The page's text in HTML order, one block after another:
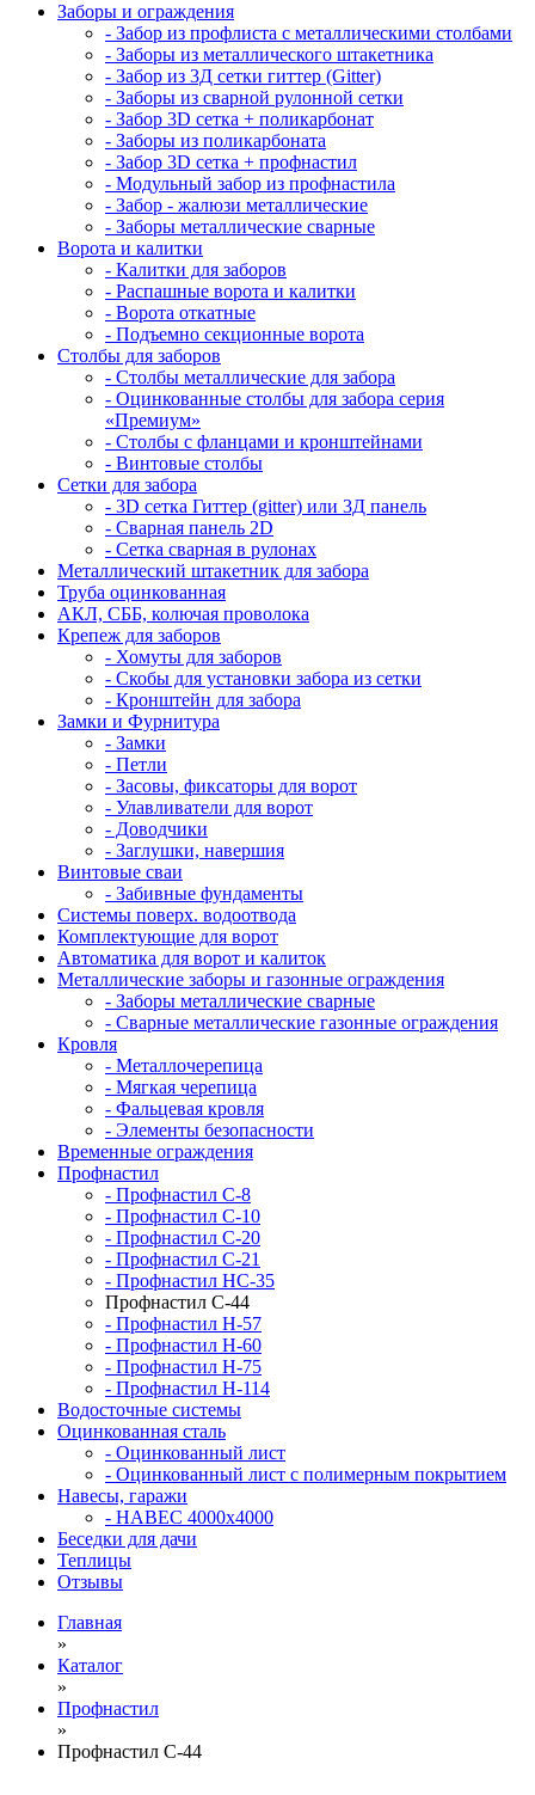
Заборы и ограждения
- Забор из профлиста с металлическими столбами
- Заборы из металлического штакетника
- Забор из 3Д сетки гиттер (Gitter)
- Заборы из сварной рулонной сетки
- Забор 3D сетка + поликарбонат
- Заборы из поликарбоната
- Забор 3D сетка + профнастил
- Модульный забор из профнастила
- Забор - жалюзи металлические
- Заборы металлические сварные
Ворота и калитки
- Калитки для заборов
- Распашные ворота и калитки
- Ворота откатные
- Подъемно секционные ворота
Столбы для заборов
- Столбы металлические для забора
- Оцинкованные столбы для забора серия
«Премиум»
- Столбы с фланцами и кронштейнами
- Винтовые столбы
Сетки для забора
- 3D сетка Гиттер (gitter) или 3Д панель
- Сварная панель 2D
- Сетка сварная в рулонах
Металлический штакетник для забора
Труба оцинкованная
АКЛ, СББ, колючая проволока
Крепеж для заборов
- Хомуты для заборов
- Скобы для установки забора из сетки
- Кронштейн для забора
Замки и Фурнитура
- Замки
- Петли
- Засовы, фиксаторы для ворот
- Улавливатели для ворот
- Доводчики
- Заглушки, навершия
Винтовые сваи
- Забивные фундаменты
Системы поверх. водоотвода
Комплектующие для ворот
Автоматика для ворот и калиток
Металлические заборы и газонные ограждения
- Заборы металлические сварные
- Сварные металлические газонные ограждения
Кровля
- Металлочерепица
- Мягкая черепица
- Фальцевая кровля
- Элементы безопасности
Временные ограждения
Профнастил
- Профнастил С-8
- Профнастил С-10
- Профнастил С-20
- Профнастил С-21
- Профнастил НС-35
Профнастил С-44
- Профнастил Н-57
- Профнастил Н-60
- Профнастил Н-75
- Профнастил Н-114
Водосточные системы
Оцинкованная сталь
- Оцинкованный лист
- Оцинкованный лист с полимерным покрытием
Навесы, гаражи
- НАВЕС 4000х4000
Беседки для дачи
Теплицы
Отзывы
Главная
»
Каталог
»
Профнастил
»
Профнастил С-44